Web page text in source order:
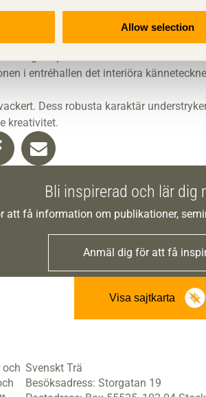
Allow selection
spektakulära träbyggnad. Här visas,
av materialet är kompromisslöst,
yttersta gräns. Den djärvt utskjutande
av glas/plast och trä har med rätta
i entréhallen det interiöra
Dess robusta karaktär
kreativitet.
Bli inspirerad och lär dig
att få information om publikationer,
Anmäl dig för att få
Visa sajtkarta
och Svenskt Trä
Besöksadress: Storgatan 19